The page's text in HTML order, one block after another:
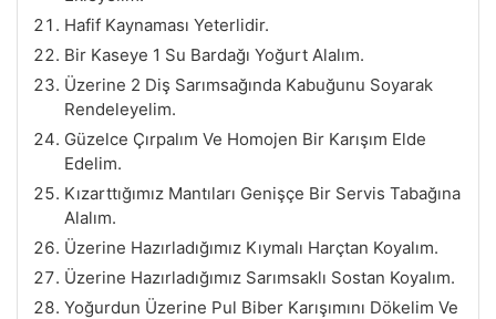
Hafif Kaynaması Yeterlidir.
Bir Kaseye 1 Su Bardağı Yoğurt Alalım.
Üzerine 2 Diş Sarımsağında Kabuğunu Soyarak
Rendeleyelim.
Güzelce Çırpalım Ve Homojen Bir Karışım Elde
Edelim.
Kızarttığımız Mantıları Genişçe Bir Servis Tabağına
Alalım.
Üzerine Hazırladığımız Kıymalı Harçtan Koyalım.
Üzerine Hazırladığımız Sarımsaklı Sostan Koyalım.
Yoğurdun Üzerine Pul Biber Karışımını Dökelim Ve